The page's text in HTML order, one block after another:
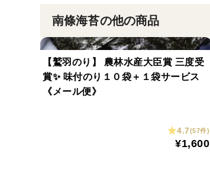
南條海苔の他の商品
【鷲羽のり】 農林水産大臣賞 三度受
賞✨ 味付のり１０袋＋１袋サービス
《メール便》
4.7(57件)
¥1,600